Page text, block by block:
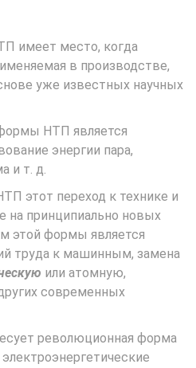
имеет место, когда
в производстве,
уже известных научных
НТП является
энергии пара,
и т. д.
этот переход к технике и
на принципиально новых
этой формы является
труда к машинным, замена
или атомную,
современных
революционная форма